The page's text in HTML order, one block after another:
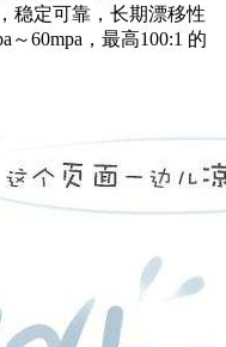
稳定可靠，长期漂移性
～60mpa，最高100:1 的